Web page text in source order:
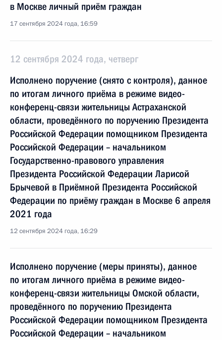
в Москве личный приём граждан
17 сентября 2024 года, 16:59
12 сентября 2024 года, четверг
Исполнено поручение (снято с контроля), данное
по итогам личного приёма в режиме видео-
конференц-связи жительницы Астраханской
области, проведённого по поручению Президента
Российской Федерации помощником Президента
Российской Федерации – начальником
Государственно-правового управления
Президента Российской Федерации Ларисой
Брычевой в Приёмной Президента Российской
Федерации по приёму граждан в Москве 6 апреля
2021 года
12 сентября 2024 года, 16:29
Исполнено поручение (меры приняты), данное
по итогам личного приёма в режиме видео-
конференц-связи жительницы Омской области,
проведённого по поручению Президента
Российской Федерации помощником Президента
Российской Федерации – начальником